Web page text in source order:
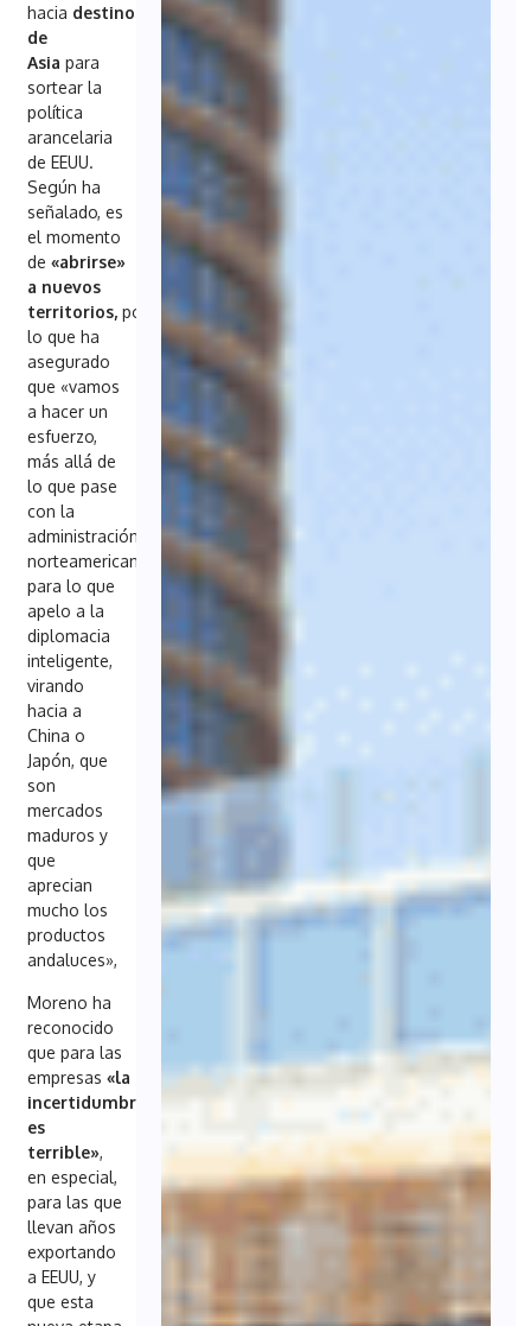
hacia destinos
de
Asiapara
sortear la
política
arancelaria
de EEUU.
Según ha
señalado, es
el momento
de «abrirse»
a nuevos
territorios, por
lo que ha
asegurado
que «vamos
a hacer un
esfuerzo,
más allá de
lo que pase
con la
administración
norteamericana,
para lo que
apelo a la
diplomacia
inteligente,
virando
hacia a
China o
Japón, que
son
mercados
maduros y
que
aprecian
mucho los
productos
andaluces»,
Moreno ha
reconocido
que para las
empresas «la
incertidumbre
es
terrible»,
en especial,
para las que
llevan años
exportando
a EEUU, y
que esta